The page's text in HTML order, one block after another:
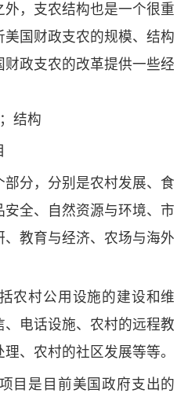
，支农结构也是一个很重
国财政支农的规模、结构
政支农的改革提供一些经
结构
分，分别是农村发展、食
全、自然资源与环境、市
教育与经济、农场与海外
农村公用设施的建设和维
电话设施、农村的远程教
、农村的社区发展等等。
目是目前美国政府支出的